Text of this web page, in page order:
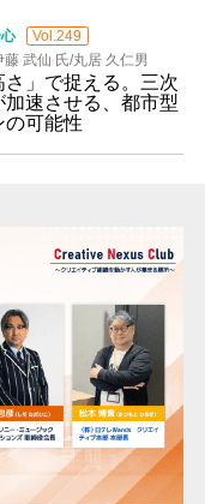
Vol.249
武仙 氏/丸居 久仁男
さ」で捉える。三次
速させる、都市型
の可能性